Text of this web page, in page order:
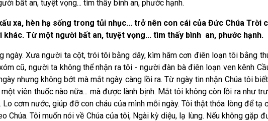
bất an, tuyệt vọng... tìm thấy bình an, phước hạnh.
xa, hèn hạ sống trong tủi nhục... trở nên con cái của Đức Chúa Trời
Từ một người bất an, tuyệt vọng... tìm thấy bình an, phước hạnh.
Xưa người ta cột, trói tôi bằng dây, kìm hãm cơn điên loạn tôi bằng
cũ, người ta không thể nhận ra tôi - người đàn bà điên loạn ven kênh
nhưng không bớt mà mắt ngày càng lồi ra. Từ ngày tin nhận Chúa tôi
viên thuốc nào nữa... mà được lành bịnh. Mắt tôi không còn lồi ra như
cơm nước, giúp đỡ con cháu của mình mỗi ngày. Tôi thật thỏa lòng để tạ
Chúa. Tôi muốn nói về Chúa của tôi, Ngài kỳ diệu, lạ lùng. Nếu không gặp